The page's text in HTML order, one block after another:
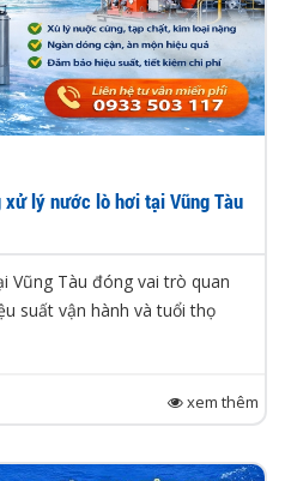
lý nước lò hơi tại Vũng Tàu
Vũng Tàu đóng vai trò quan
suất vận hành và tuổi thọ
xem thêm